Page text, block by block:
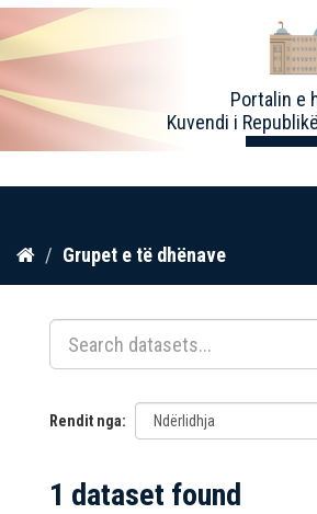
Kalo
përmbajtja
Portalin e
Kuvendi i
Grupet e të dhënave
Rendit nga
1 dataset found